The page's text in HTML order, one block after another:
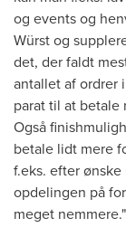
og events og
Würst og
det, der faldt
antallet af ordrer
parat til at
Også
betale lidt mere
f.eks. efter
opdelingen på
meget nemmere."